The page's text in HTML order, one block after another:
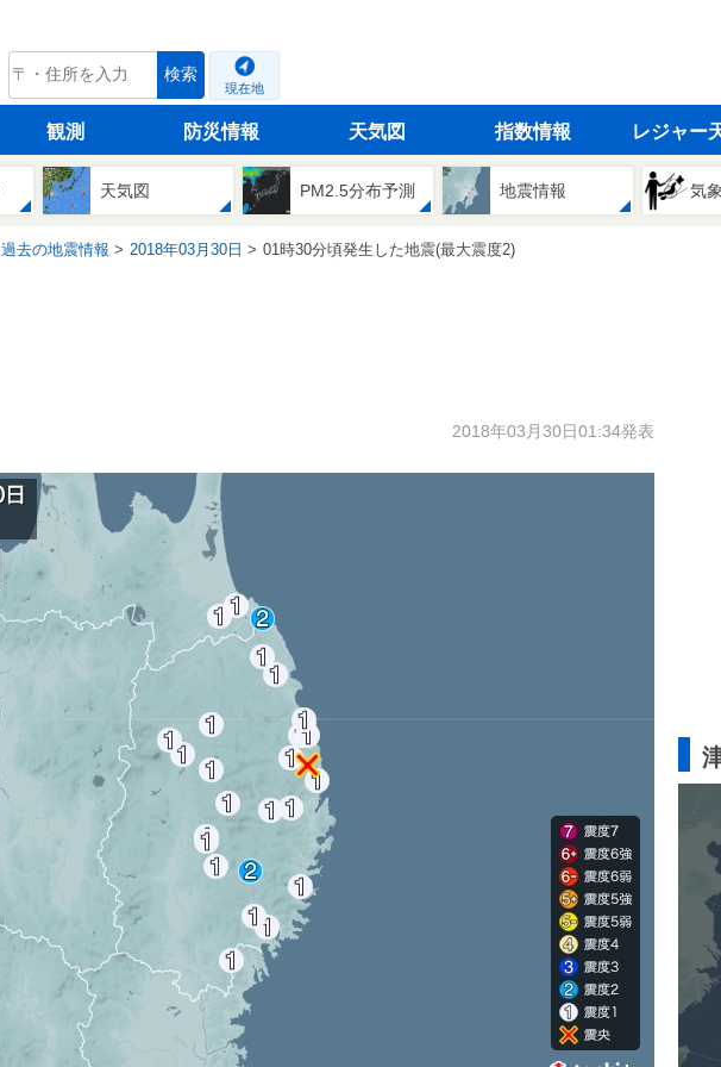
tenki.jp 検索
現在地
観測 防災情報 天気図 指数情報 レジャー
天気図 PM2.5分布予測 地震情報 気
過去の地震情報 2018年03月30日 01時30分頃発生した地震(最大震度2)
2018年03月30日01:34発表